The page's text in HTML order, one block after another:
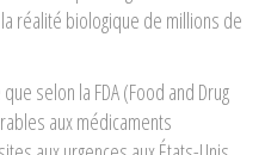
réalité biologique de millions de
selon la FDA (Food and Drug
aux médicaments